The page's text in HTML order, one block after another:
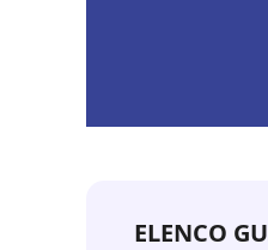
ELENCO